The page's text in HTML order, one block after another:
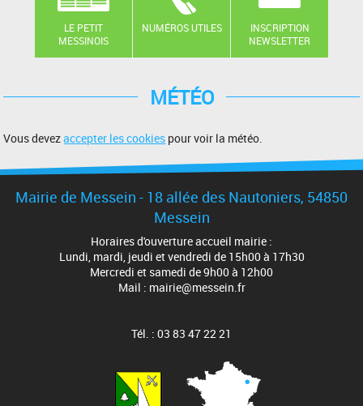
LE PETIT
MESSINOIS
NUMÉROS UTILES
INSCRIPTION
NEWSLETTER
MÉTÉO
Vous devezaccepter les cookies pour voir la météo.
Mairie de Messein - 18 allée des Nautoniers, 54850
Messein
Horaires d'ouverture accueil mairie :
Lundi, mardi, jeudi et vendredi de 15h00 à 17h30
Mercredi et samedi de 9h00 à 12h00
Mail : mairie@messein.fr
Tél. : 03 83 47 22 21